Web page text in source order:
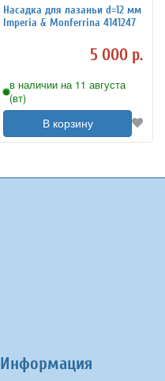
Насадка для лазаньи d=12 мм
Imperia & Monferrina 4141247
5 000 р.
в наличии на 11 августа
(вт)
В корзину
Информация